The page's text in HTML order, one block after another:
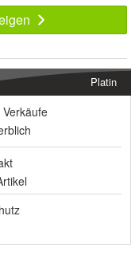
Platin
Verkäufe